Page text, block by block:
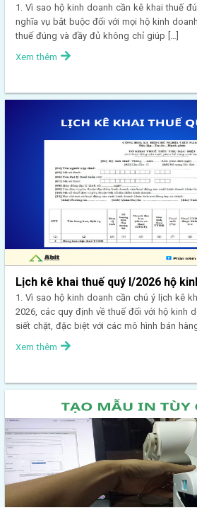
1. Vì sao hộ kinh doanh cần kê khai thuế
nghĩa vụ bắt buộc đối với mọi hộ kinh
thuế đúng và đầy đủ không chỉ giúp […]
Xem thêm
Lịch kê khai thuế quý I/2026 hộ
1. Vì sao hộ kinh doanh cần chú ý lịch kê
2026, các quy định về thuế đối với hộ kinh
siết chặt, đặc biệt với các mô hình bán
Xem thêm